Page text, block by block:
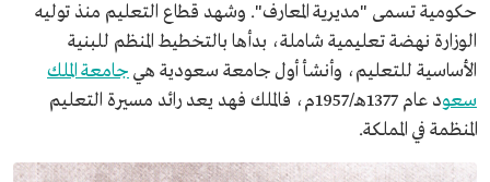
حكومية تسمى "مديرية المعارف". وشهد قطاع التعليم منذ توليه
الوزارة نهضة تعليمية شاملة، بدأها بالتخطيط المنظم للبنية
الأساسية للتعليم، وأنشأ أول جامعة سعودية هيجامعة الملك
سعو
د عام 1377هـ/1957م، فالملك فهد يعد رائد مسيرة التعليم
المنظمة في المملكة.